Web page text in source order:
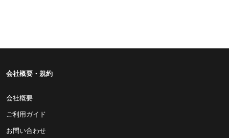
会社概要・規約
会社概要
ご利用ガイド
お問い合わせ